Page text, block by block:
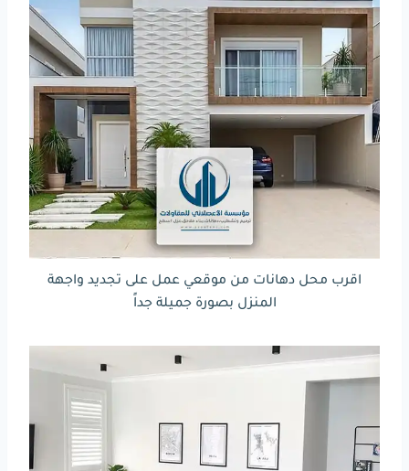
اقرب محل دهانات من موقعي عمل على تجديد واجهة
المنزل بصورة جميلة جداً